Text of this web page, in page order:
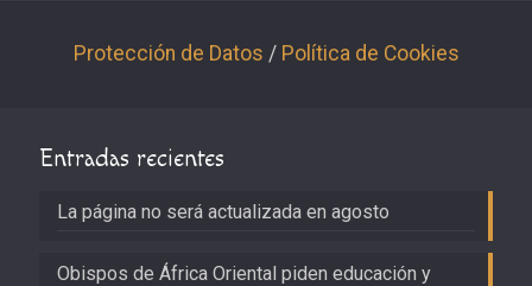
Protección de Datos / Política de Cookies
Entradas recientes
La página no será actualizada en agosto
Obispos de África Oriental piden educación y